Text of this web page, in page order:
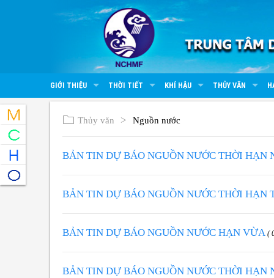
GIỚI THIỆU THỜI TIẾT KHÍ HẬU THỦY VĂN
Thủy văn Nguồn nước
BẢN TIN DỰ BÁO NGUỒN NƯỚC THỜI HẠN
BẢN TIN DỰ BÁO NGUỒN NƯỚC THỜI HẠN
BẢN TIN DỰ BÁO NGUỒN NƯỚC HẠN VỪA (
BẢN TIN DỰ BÁO NGUỒN NƯỚC THỜI HẠN